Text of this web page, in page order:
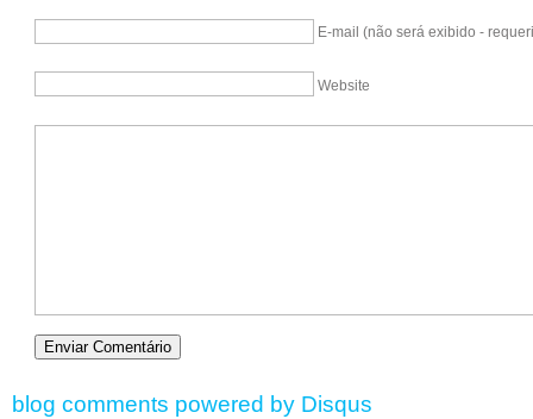
E-mail (não será exibido -
Website
blog comments powered by Disqus